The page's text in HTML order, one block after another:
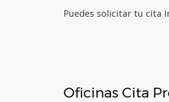
Puedes solicitar tu cita
Oficinas Cita